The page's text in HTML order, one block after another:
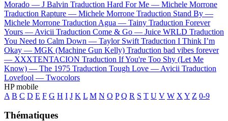
Morado — J Balvin Traduction Hard For Me — Michele Morrone
Traduction Rapture — Michele Morrone Traduction Stand By —
Michele Morrone Traduction Agua — Tainy Traduction Forever
Yours — Avicii Traduction Come & Go — Juice WRLD Traduction
You Need to Calm Down — Taylor Swift Traduction I Think I’m
Okay — MGK (Machine Gun Kelly) Traduction bad vibes forever
— XXXTENTACION Traduction If You're Too Shy (Let Me
Know) — The 1975 Traduction Tough Love — Avicii Traduction
Lovefool — Twocolors
HP mobile
A B C D E F G H I J K L M N O P Q R S T U V W X Y Z 0-9
Thématiques